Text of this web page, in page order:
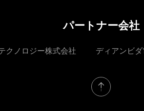
パートナー会社
クノロジー株式会社 ディアンビ